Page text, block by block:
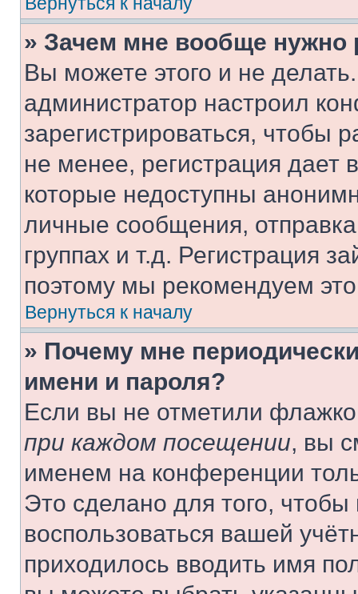
» Зачем мне вообще нужно
Вы можете этого и не
администратор настроил
зарегистрироваться, чтобы
не менее, регистрация
которые недоступны
личные сообщения,
группах и т.д. Регистрация
поэтому мы рекомендуем
Вернуться к началу
» Почему мне
имени и пароля?
Если вы не отметили
при каждом посещении, вы
именем на конференции
Это сделано для того, чтобы
воспользоваться вашей
приходилось вводить имя